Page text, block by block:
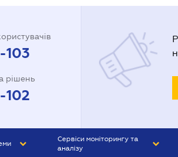
рішень
Сервіси моніторингу та
аналізу